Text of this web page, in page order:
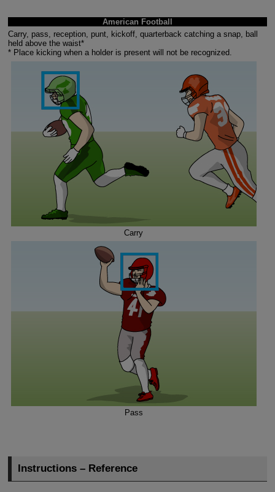
American Football
Carry, pass, reception, punt, kickoff, quarterback catching a snap, ball
held above the waist*
* Place kicking when a holder is present will not be recognized.
Carry
Pass
Instructions – Reference